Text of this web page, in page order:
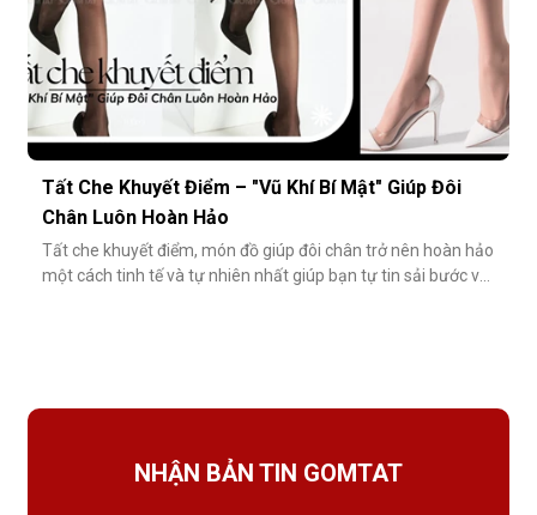
Tất Che Khuyết Điểm – "Vũ Khí Bí Mật" Giúp Đôi
Chân Luôn Hoàn Hảo
Tất che khuyết điểm, món đồ giúp đôi chân trở nên hoàn hảo
một cách tinh tế và tự nhiên nhất giúp bạn tự tin sải bước với
NHẬN BẢN TIN GOMTAT